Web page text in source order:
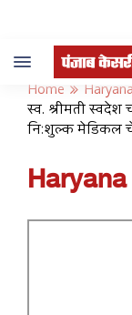
Toggle
navigation
Home
स्व. श्रीमती स्वदेश
निःशुल्क
Haryana